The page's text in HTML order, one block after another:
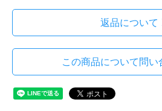
返品について
この商品について問い